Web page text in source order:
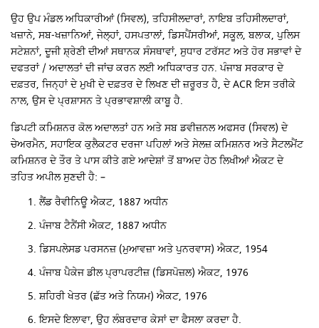
ਉਹ ਉਪ ਮੰਡਲ ਅਧਿਕਾਰੀਆਂ (ਸਿਵਲ), ਤਹਿਸੀਲਦਾਰਾਂ, ਨਾਇਬ ਤਹਿਸੀਲਦਾਰਾਂ,
ਖਜ਼ਾਨੇ, ਸਬ-ਖਜ਼ਾਨਿਆਂ, ਜੇਲ੍ਹਾਂ, ਹਸਪਤਾਲਾਂ, ਡਿਸਪੈਂਸਰੀਆਂ, ਸਕੂਲ, ਬਲਾਕ, ਪੁਲਿਸ
ਸਟੇਸ਼ਨਾਂ, ਦੂਜੀ ਸ਼੍ਰੇਣੀ ਦੀਆਂ ਸਥਾਨਕ ਸੰਸਥਾਵਾਂ, ਸੁਧਾਰ ਟਰੱਸਟ ਅਤੇ ਹੋਰ ਸਭਾਵਾਂ ਦੇ
ਦਫਤਰਾਂ / ਅਦਾਲਤਾਂ ਦੀ ਜਾਂਚ ਕਰਨ ਲਈ ਅਧਿਕਾਰਤ ਹਨ. ਪੰਜਾਬ ਸਰਕਾਰ ਦੇ
ਦਫ਼ਤਰ, ਜਿਨ੍ਹਾਂ ਦੇ ਮੁਖੀ ਦੇ ਦਫ਼ਤਰ ਦੇ ਲਿਖਣ ਦੀ ਜ਼ਰੂਰਤ ਹੈ, ਦੇ ACR ਇਸ ਤਰੀਕੇ
ਨਾਲ, ਉਸ ਦੇ ਪ੍ਰਸ਼ਾਸਨ ਤੇ ਪ੍ਰਭਾਵਸ਼ਾਲੀ ਕਾਬੂ ਹੈ.
ਡਿਪਟੀ ਕਮਿਸ਼ਨਰ ਕੋਲ ਅਦਾਲਤਾਂ ਹਨ ਅਤੇ ਸਬ ਡਵੀਜ਼ਨਲ ਅਫਸਰ (ਸਿਵਲ) ਦੇ
ਚੇਅਰਮੈਨ, ਸਹਾਇਕ ਕੁਲੈਕਟਰ ਦਰਜਾ ਪਹਿਲਾਂ ਅਤੇ ਸੇਲਜ਼ ਕਮਿਸ਼ਨਰ ਅਤੇ ਸੈਟਲਮੈਂਟ
ਕਮਿਸ਼ਨਰ ਦੇ ਤੌਰ ਤੇ ਪਾਸ ਕੀਤੇ ਗਏ ਆਦੇਸ਼ਾਂ ਤੋਂ ਬਾਅਦ ਹੇਠ ਲਿਖੀਆਂ ਐਕਟ ਦੇ
ਤਹਿਤ ਅਪੀਲ ਸੁਣਦੀ ਹੈ: –
ਲੈਂਡ ਰੈਵੀਨਿਊ ਐਕਟ, 1887 ਅਧੀਨ
ਪੰਜਾਬ ਟੈਨੈਂਸੀ ਐਕਟ, 1887 ਅਧੀਨ
ਡਿਸਪਲੇਸਡ ਪਰਸਨਜ਼ (ਮੁਆਵਜ਼ਾ ਅਤੇ ਪੁਨਰਵਾਸ) ਐਕਟ, 1954
ਪੰਜਾਬ ਪੈਕੇਜ ਡੀਲ ਪ੍ਰਾਪਰਟੀਜ਼ (ਡਿਸਪੋਜ਼ਲ) ਐਕਟ, 1976
ਸ਼ਹਿਰੀ ਖੇਤਰ (ਛੱਤ ਅਤੇ ਨਿਯਮ) ਐਕਟ, 1976
ਇਸਦੇ ਇਲਾਵਾ, ਉਹ ਲੰਬਰਦਾਰ ਕੇਸਾਂ ਦਾ ਫੈਸਲਾ ਕਰਦਾ ਹੈ.